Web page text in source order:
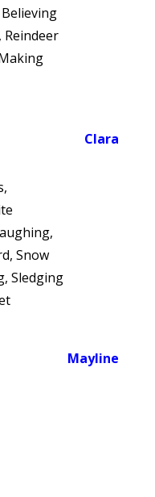
Reindeer
Clara
Snow
Sledging
Mayline